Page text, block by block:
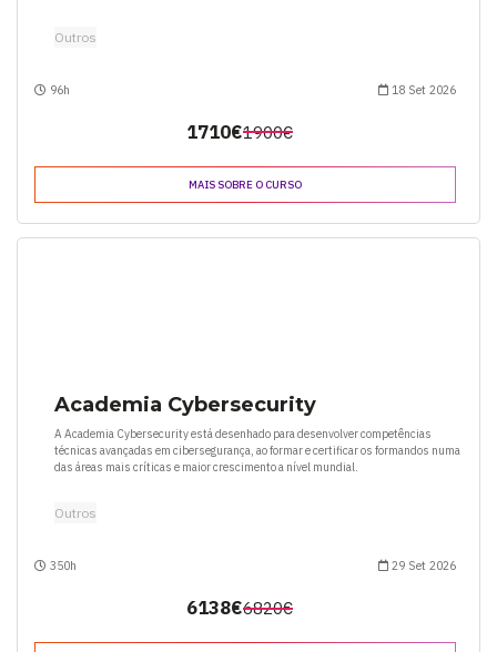
Outros
96h 18 Set 2026
1900€
1710€
MAIS SOBRE O CURSO
Academia Cybersecurity
A Academia Cybersecurity está desenhado para desenvolver competências
técnicas avançadas em cibersegurança, ao formar e certificar os formandos numa
das áreas mais críticas e maior crescimento a nível mundial.
Outros
350h 29 Set 2026
6820€
6138€